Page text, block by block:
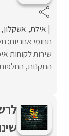
אילת אשקלון
תחומי אחריות:
שירות לקוחות
התקנות, החלפות